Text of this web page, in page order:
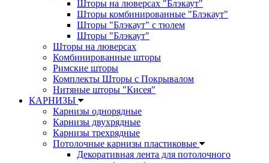
Шторы на люверсах "Блэкаут"
Шторы комбинированные "Блэкаут"
Шторы "Блэкаут" с тюлем
Шторы "Блэкаут"
Шторы на люверсах
Комбинированные шторы
Римские шторы
Комплекты Шторы c Покрывалом
Нитяные шторы "Кисея"
КАРНИЗЫ
Карнизы однорядные
Карнизы двухрядные
Карнизы трехрядные
Потолочные карнизы пластиковые
Декоративная лента для потолочного